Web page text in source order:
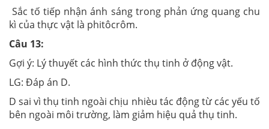
Sắc tố tiếp nhận ánh sáng trong phản ứng quang chu
kì của thực vật là phitôcrôm.
Câu 13:
Gợi ý: Lý thuyết các hình thức thụ tinh ở động vật.
LG: Đáp án D.
D sai vì thụ tinh ngoài chịu nhièu tác động từ các yếu tố
bên ngoài môi trường, làm giảm hiệu quả thụ tinh.